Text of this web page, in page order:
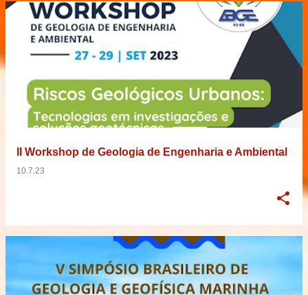
II Workshop de Geologia de Engenharia e Ambiental
10.7.23